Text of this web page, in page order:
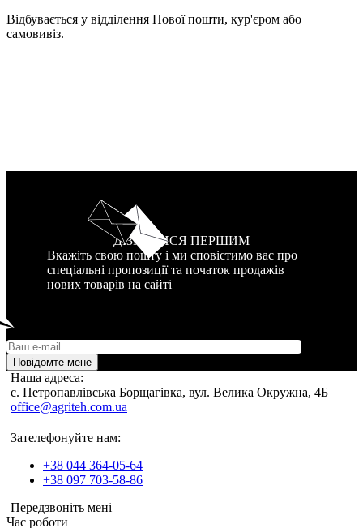
Відбувається у відділення Нової пошти, кур'єром або
самовивіз.
ДІЗНАТИСЯ ПЕРШИМ
Вкажіть свою пошту і ми сповістимо вас про
спеціальні пропозиції та початок продажів
нових товарів на сайті
Повідомте мене
Наша адреса:
c. Петропавлівська Борщагівка, вул. Велика Окружна, 4Б
office@agriteh.com.ua
Зателефонуйте нам:
+38 044 364-05-64
+38 097 703-58-86
Передзвоніть мені
Час роботи